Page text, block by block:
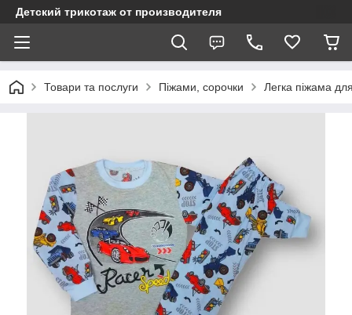
Детский трикотаж от производителя
Товари та послуги Піжами, сорочки Легка піжама